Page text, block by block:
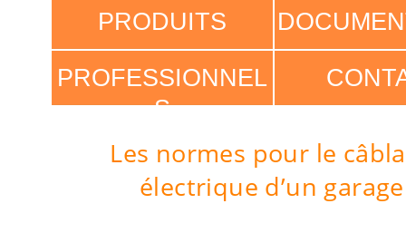
PRODUITS
PROFESSIONNEL
S
Les normes pour le
électrique d’un garage